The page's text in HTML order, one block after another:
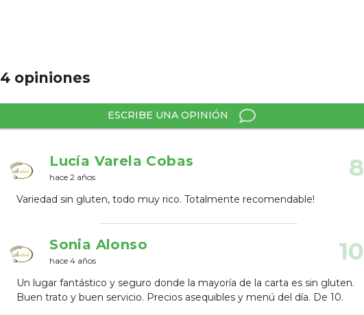
4 opiniones
ESCRIBE UNA OPINIÓN
Lucía Varela Cobas
hace 2 años 8
Variedad sin gluten, todo muy rico. Totalmente recomendable!
Sonia Alonso
hace 4 años 10
Un lugar fantástico y seguro donde la mayoría de la carta es sin gluten.
Buen trato y buen servicio. Precios asequibles y menú del día. De 10.